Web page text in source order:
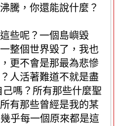
騰，你還能說什麼？
些呢？一個島嶼毀
整個世界毀了，我也
更不會是那最為悲慘
人活著難道不就是盡
嗎？所有那些什麼聖
有那些曾經是我的某
乎每一個原來都是這